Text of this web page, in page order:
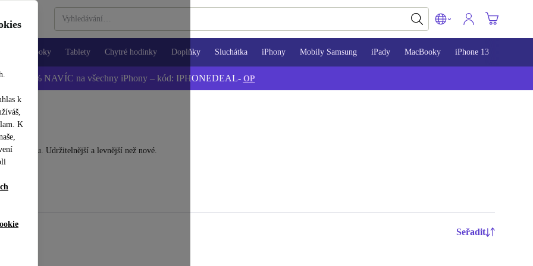
k
K
Notebooky Tablety Chytré hodinky Doplňky Sluchátka iPhony Mobily Samsung iPady MacBooky iPhone 13
📱 -5 % NAVÍC na všechny iPhony – kód: IPHONEDEAL- OP
zárukou. Udržitelnější a levnější než nové.
Seřadit